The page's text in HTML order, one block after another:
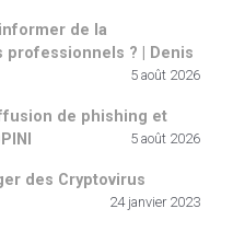
de la
? | Denis
5 août 2026
de phishing et
5 août 2026
des Cryptovirus
24 janvier 2023